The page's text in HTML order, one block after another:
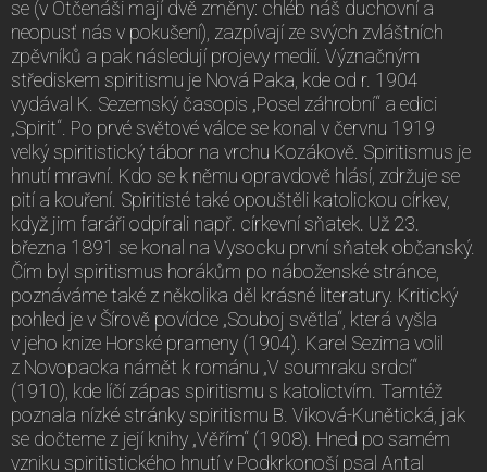
se (v Otčenáši mají dvě změny: chléb náš duchovní a
neopusť nás v pokušení), zazpívají ze svých zvláštních
zpěvníků a pak následují projevy medií. Význačným
střediskem spiritismu je Nová Paka, kde od r. 1904
vydával K. Sezemský časopis „Posel záhrobní“ a edici
„Spirit“. Po prvé světové válce se konal v červnu 1919
velký spiritistický tábor na vrchu Kozákově. Spiritismus je
hnutí mravní. Kdo se k němu opravdově hlásí, zdržuje se
pití a kouření. Spiritisté také opouštěli katolickou církev,
když jim faráři odpírali např. církevní sňatek. Už 23.
března 1891 se konal na Vysocku první sňatek občanský.
Čím byl spiritismus horákům po náboženské stránce,
poznáváme také z několika děl krásné literatury. Kritický
pohled je v Šírově povídce „Souboj světla“, která vyšla
v jeho knize Horské prameny (1904). Karel Sezima volil
z Novopacka námět k románu „V soumraku srdcí“
(1910), kde líčí zápas spiritismu s katolictvím. Tamtéž
poznala nízké stránky spiritismu B. Viková-Kunětická, jak
se dočteme z její knihy „Věřím“ (1908). Hned po samém
vzniku spiritistického hnutí v Podkrkonoší psal Antal